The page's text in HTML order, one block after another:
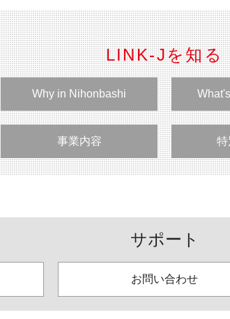
LINK-Jを知る
Why in Nihonbashi
事業内容 特
サポート
お問い合わせ